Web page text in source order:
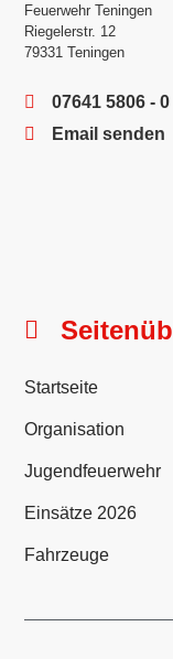
Feuerwehr Teningen
Riegelerstr. 12
79331 Teningen
07641 5806 - 0
Email senden
Startseite
Organisation
Jugendfeuerwehr
Einsätze 2026
Fahrzeuge